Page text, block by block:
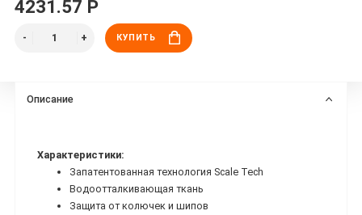
4231.57 Р
КУПИТЬ
Описание
Характеристики:
Запатентованная технология Scale Tech
Водоотталкивающая ткань
Защита от колючек и шипов